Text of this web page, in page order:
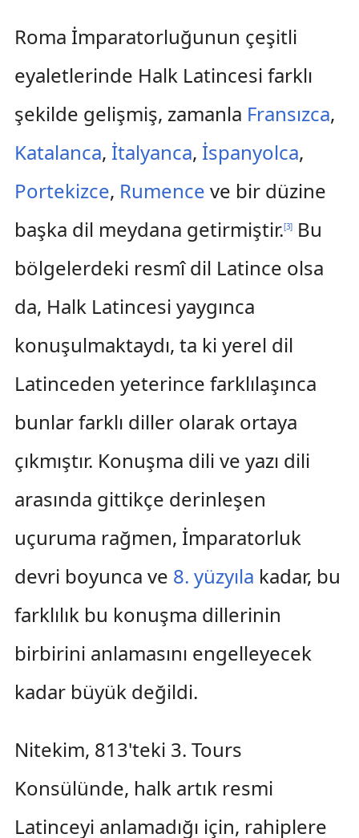
Roma İmparatorluğunun çeşitli
eyaletlerinde Halk Latincesi farklı
şekilde gelişmiş, zamanla Fransızca,
Katalanca, İtalyanca, İspanyolca,
Portekizce, Rumence ve bir düzine
başka dil meydana getirmiştir.[3]Bu
bölgelerdeki resmî dil Latince olsa
da, Halk Latincesi yaygınca
konuşulmaktaydı, ta ki yerel dil
Latinceden yeterince farklılaşınca
bunlar farklı diller olarak ortaya
çıkmıştır. Konuşma dili ve yazı dili
arasında gittikçe derinleşen
uçuruma rağmen, İmparatorluk
devri boyunca ve 8. yüzyıla kadar, bu
farklılık bu konuşma dillerinin
birbirini anlamasını engelleyecek
kadar büyük değildi.
Nitekim, 813'teki 3. Tours
Konsülünde, halk artık resmi
Latinceyi anlamadığı için, rahiplere